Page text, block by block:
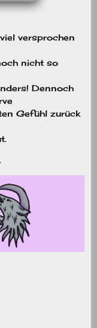
versprochen
nicht so
Dennoch
Gefühl zurück